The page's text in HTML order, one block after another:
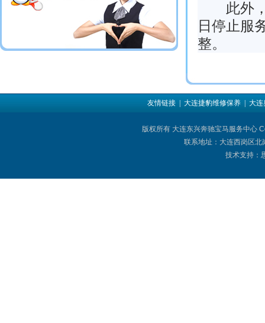
此外，
日停止服
整。
友情链接 | 大连捷豹维修保养 | 大连
版权所有 大连东兴奔驰宝马服务中心
联系地址：大连西岗区
技术支持：